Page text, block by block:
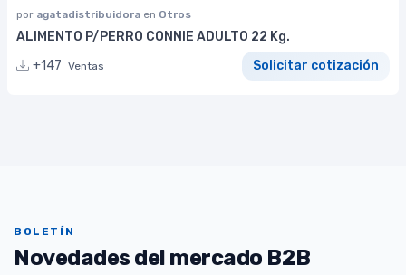
por agatadistribuidora en Otros
ALIMENTO P/PERRO CONNIE ADULTO 22 Kg.
+147 Ventas Solicitar cotización
BOLETÍN
Novedades del mercado B2B